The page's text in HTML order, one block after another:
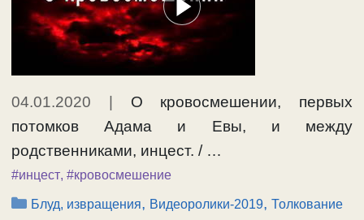
04.01.2020
О кровосмешении, первых
потомков Адама и Евы, и между
родственниками, инцест. / …
#инцест, #кровосмешение
Рубрики
Блуд, извращения, Видеоролики-2019,Толкование